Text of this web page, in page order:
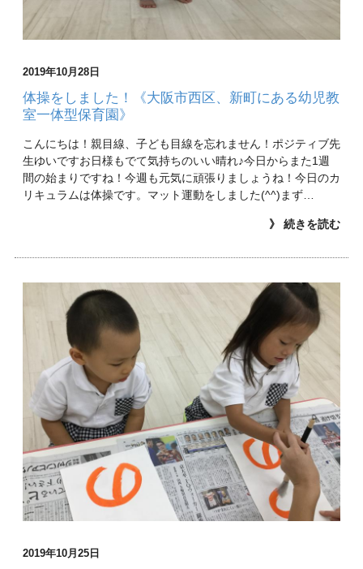
2019年10月28日
体操をしました！《大阪市西区、新町にある幼児教
室一体型保育園》
こんにちは！親目線、子ども目線を忘れません！ポジティブ先
生ゆいですお日様もでて気持ちのいい晴れ♪今日からまた1週
間の始まりですね！今週も元気に頑張りましょうね！今日のカ
リキュラムは体操です。マット運動をしました(^^)まず…
》 続きを読む
2019年10月25日